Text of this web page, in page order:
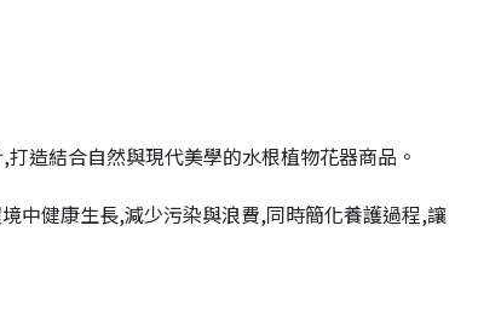
造結合自然與現代美學的水根植物花器商品。
中健康生長,減少污染與浪費,同時簡化養護過程,讓